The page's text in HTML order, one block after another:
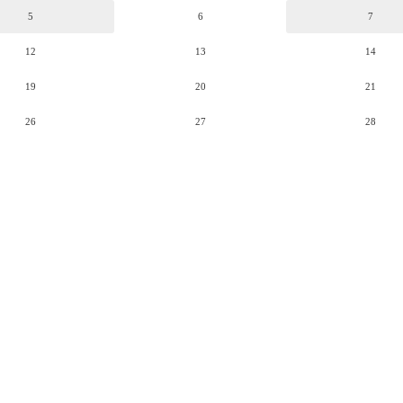
5 6 7
12 13 14
19 20 21
26 27 28